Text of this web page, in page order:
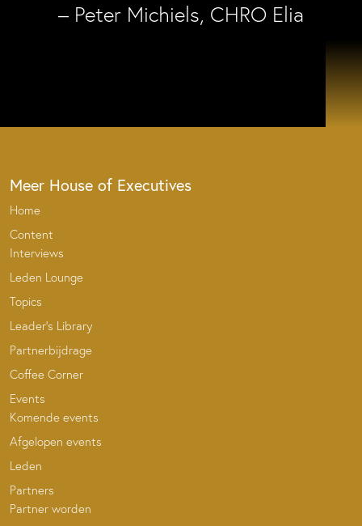
– Peter Michiels, CHRO Elia
Meer House of Executives
Home
Content
Interviews
Leden Lounge
Topics
Leader’s Library
Partnerbijdrage
Coffee Corner
Events
Komende events
Afgelopen events
Leden
Partners
Partner worden